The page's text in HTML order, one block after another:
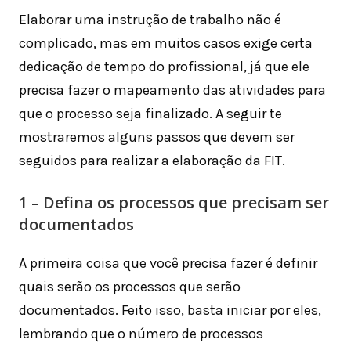
Elaborar uma instrução de trabalho não é
complicado, mas em muitos casos exige certa
dedicação de tempo do profissional, já que ele
precisa fazer o mapeamento das atividades para
que o processo seja finalizado. A seguir te
mostraremos alguns passos que devem ser
seguidos para realizar a elaboração da FIT.
1 – Defina os processos que precisam ser
documentados
A primeira coisa que você precisa fazer é definir
quais serão os processos que serão
documentados. Feito isso, basta iniciar por eles,
lembrando que o número de processos